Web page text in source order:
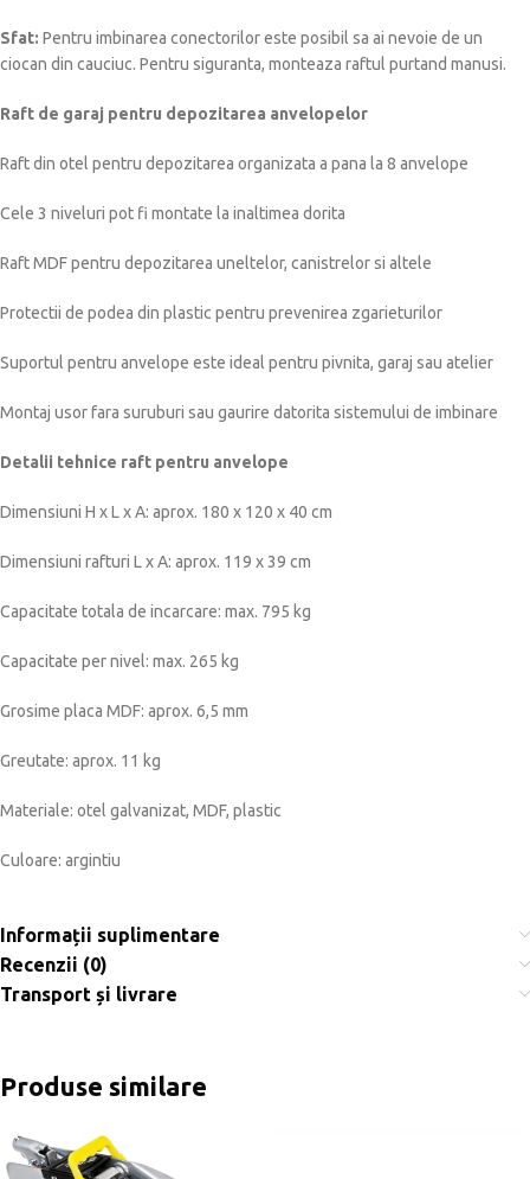
Sfat: Pentru imbinarea conectorilor este posibil sa ai nevoie de un
ciocan din cauciuc. Pentru siguranta, monteaza raftul purtand manusi.
Raft de garaj pentru depozitarea anvelopelor
Raft din otel pentru depozitarea organizata a pana la 8 anvelope
Cele 3 niveluri pot fi montate la inaltimea dorita
Raft MDF pentru depozitarea uneltelor, canistrelor si altele
Protectii de podea din plastic pentru prevenirea zgarieturilor
Suportul pentru anvelope este ideal pentru pivnita, garaj sau atelier
Montaj usor fara suruburi sau gaurire datorita sistemului de imbinare
Detalii tehnice raft pentru anvelope
Dimensiuni H x L x A: aprox. 180 x 120 x 40 cm
Dimensiuni rafturi L x A: aprox. 119 x 39 cm
Capacitate totala de incarcare: max. 795 kg
Capacitate per nivel: max. 265 kg
Grosime placa MDF: aprox. 6,5 mm
Greutate: aprox. 11 kg
Materiale: otel galvanizat, MDF, plastic
Culoare: argintiu
Informații suplimentare
Recenzii (0)
Transport și livrare
Produse similare